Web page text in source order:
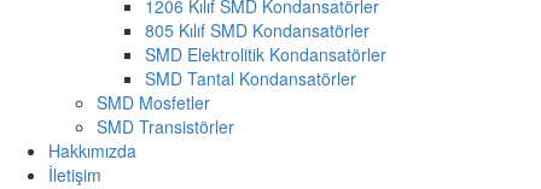
1206 Kılıf SMD Kondansatörler
805 Kılıf SMD Kondansatörler
SMD Elektrolitik Kondansatörler
SMD Tantal Kondansatörler
SMD Mosfetler
SMD Transistörler
Hakkımızda
İletişim